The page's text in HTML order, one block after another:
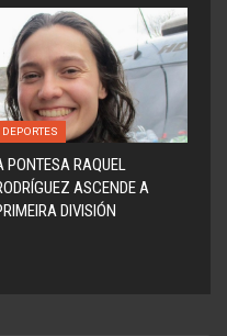
DEPORTES
PONTESA RAQUEL
ASCENDE A
DIVISIÓN